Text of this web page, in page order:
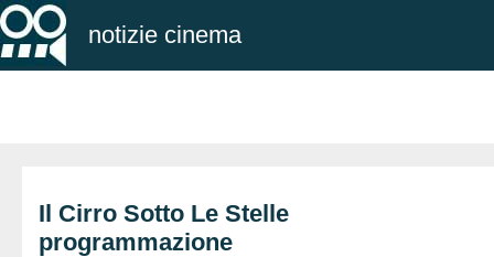
notizie cinema
Il Cirro Sotto Le Stelle
programmazione